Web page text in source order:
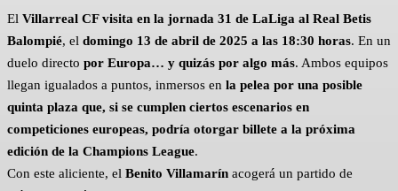
El Villarreal CF visita en la jornada 31 de LaLiga al Real Betis
Balompié, el domingo 13 de abril de 2025 a las 18:30 horas. En un
duelo directo por Europa… y quizás por algo más. Ambos equipos
llegan igualados a puntos, inmersos en la pelea por una posible
quinta plaza que, si se cumplen ciertos escenarios en
competiciones europeas, podría otorgar billete a la próxima
edición de la Champions League.
Con este aliciente, el Benito Villamarín acogerá un partido de